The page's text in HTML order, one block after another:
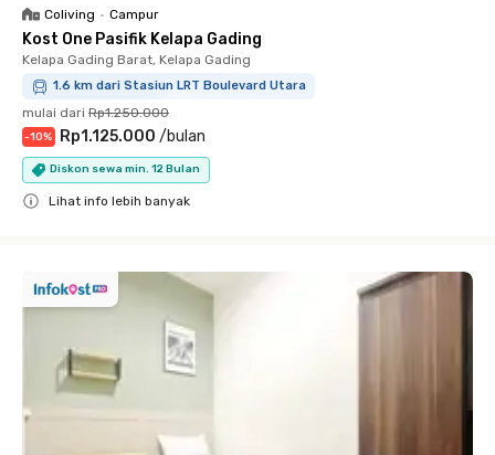
Coliving • Campur
Kost One Pasifik Kelapa Gading
Kelapa Gading Barat, Kelapa Gading
1.6 km dari Stasiun LRT Boulevard Utara
mulai dari Rp1.250.000
-10% Rp1.125.000 /bulan
Diskon sewa min. 12 Bulan
Lihat info lebih banyak